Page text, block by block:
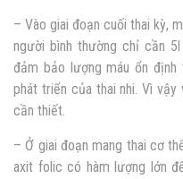
– Vào giai đoạn cuối thai kỳ,
người bình thường chỉ cần 5l
đảm bảo lượng máu ổn
phát triển của thai nhi. Vì
cần thiết.
– Ở giai đoạn mang thai cơ
axit folic có hàm lượng lớn